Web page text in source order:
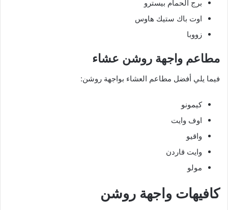
برج الحمام بيسترو
اوت باك ستيك هاوس
زووبا
مطاعم واجهة روشن عشاء
فيما يلي أفضل مطاعم العشاء بواجهة روشن:
كيمونو
اوف وايت
واقيو
وايت قاردن
مولو
كافيهات واجهة روشن